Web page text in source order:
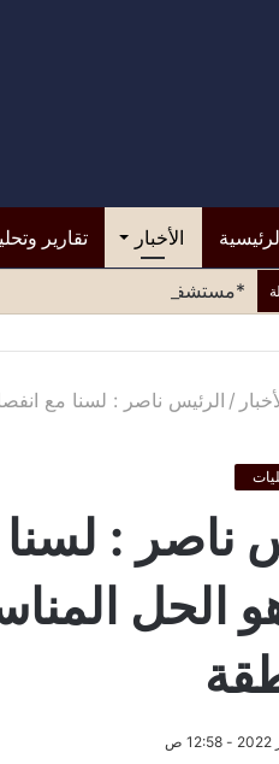
الأخبار تقارير
*مستشفى الرازي.. التسرع في
/ الرئيس ناصر : لسنا مع
ناصر :
الحل